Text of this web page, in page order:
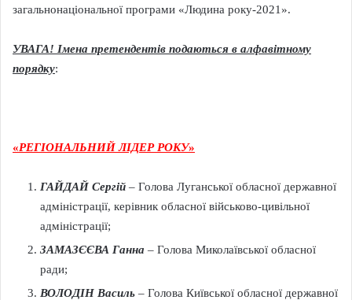
загальнонаціональної програми «Людина року-2021».
УВАГА! Імена претендентів подаються в алфавітному
порядку:
«РЕГІОНАЛЬНИЙ ЛІДЕР РОКУ»
ГАЙДАЙ Сергій – Голова Луганської обласної державної
адміністрації, керівник обласної військово-цивільної
адміністрації;
ЗАМАЗЄЄВА Ганна – Голова Миколаївської обласної
ради;
ВОЛОДІН Василь – Голова Київської обласної державної